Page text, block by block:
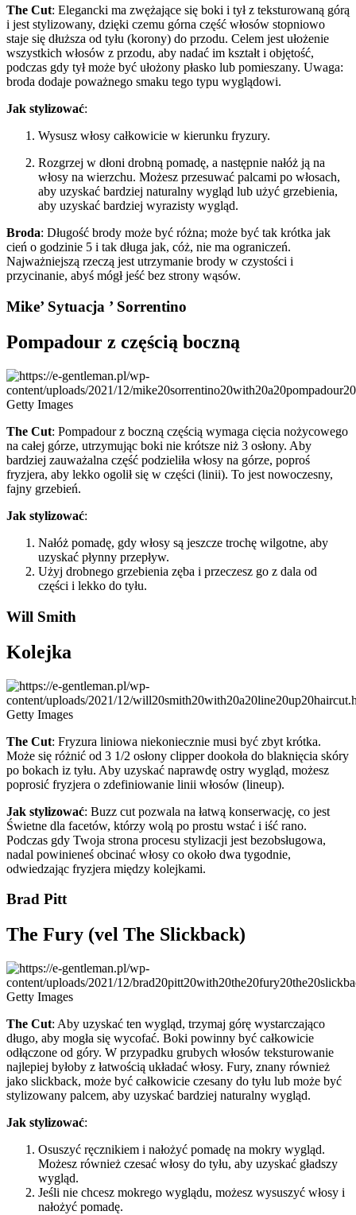
The Cut: Elegancki ma zwężające się boki i tył z teksturowaną górą
i jest stylizowany, dzięki czemu górna część włosów stopniowo
staje się dłuższa od tyłu (korony) do przodu. Celem jest ułożenie
wszystkich włosów z przodu, aby nadać im kształt i objętość,
podczas gdy tył może być ułożony płasko lub pomieszany. Uwaga:
broda dodaje poważnego smaku tego typu wyglądowi.
Jak stylizować:
Wysusz włosy całkowicie w kierunku fryzury.
Rozgrzej w dłoni drobną pomadę, a następnie nałóż ją na
włosy na wierzchu. Możesz przesuwać palcami po włosach,
aby uzyskać bardziej naturalny wygląd lub użyć grzebienia,
aby uzyskać bardziej wyrazisty wygląd.
Broda: Długość brody może być różna; może być tak krótka jak
cień o godzinie 5 i tak długa jak, cóż, nie ma ograniczeń.
Najważniejszą rzeczą jest utrzymanie brody w czystości i
przycinanie, abyś mógł jeść bez strony wąsów.
Mike’ Sytuacja ’ Sorrentino
Pompadour z częścią boczną
Getty Images
The Cut: Pompadour z boczną częścią wymaga cięcia nożycowego
na całej górze, utrzymując boki nie krótsze niż 3 osłony. Aby
bardziej zauważalna część podzieliła włosy na górze, poproś
fryzjera, aby lekko ogolił się w części (linii). To jest nowoczesny,
fajny grzebień.
Jak stylizować:
Nałóż pomadę, gdy włosy są jeszcze trochę wilgotne, aby
uzyskać płynny przepływ.
Użyj drobnego grzebienia zęba i przeczesz go z dala od
części i lekko do tyłu.
Will Smith
Kolejka
Getty Images
The Cut: Fryzura liniowa niekoniecznie musi być zbyt krótka.
Może się różnić od 3 1/2 osłony clipper dookoła do blaknięcia skóry
po bokach iz tyłu. Aby uzyskać naprawdę ostry wygląd, możesz
poprosić fryzjera o zdefiniowanie linii włosów (lineup).
Jak stylizować: Buzz cut pozwala na łatwą konserwację, co jest
Świetne dla facetów, którzy wolą po prostu wstać i iść rano.
Podczas gdy Twoja strona procesu stylizacji jest bezobsługowa,
nadal powinieneś obcinać włosy co około dwa tygodnie,
odwiedzając fryzjera między kolejkami.
Brad Pitt
The Fury (vel The Slickback)
Getty Images
The Cut: Aby uzyskać ten wygląd, trzymaj górę wystarczająco
długo, aby mogła się wycofać. Boki powinny być całkowicie
odłączone od góry. W przypadku grubych włosów teksturowanie
najlepiej byłoby z łatwością układać włosy. Fury, znany również
jako slickback, może być całkowicie czesany do tyłu lub może być
stylizowany palcem, aby uzyskać bardziej naturalny wygląd.
Jak stylizować:
Osuszyć ręcznikiem i nałożyć pomadę na mokry wygląd.
Możesz również czesać włosy do tyłu, aby uzyskać gładszy
wygląd.
Jeśli nie chcesz mokrego wyglądu, możesz wysuszyć włosy i
nałożyć pomadę.